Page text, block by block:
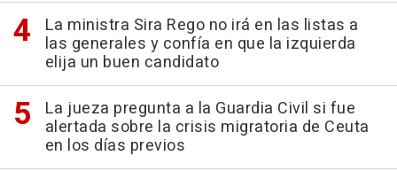
La ministra Sira Rego no irá en las listas a
las generales y confía en que la izquierda
elija un buen candidato
La jueza pregunta a la Guardia Civil si fue
alertada sobre la crisis migratoria de Ceuta
en los días previos